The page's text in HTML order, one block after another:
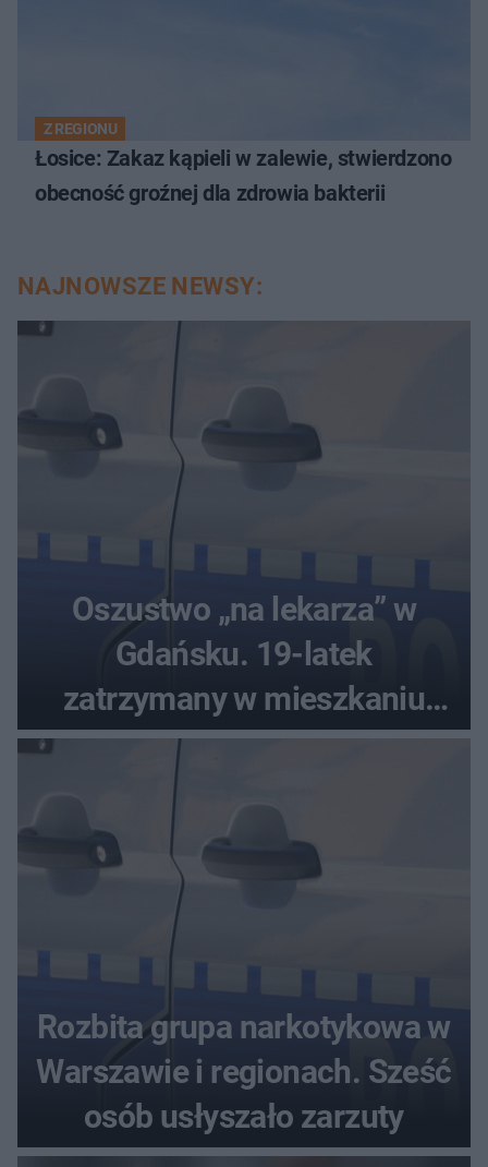
Z REGIONU
Łosice: Zakaz kąpieli w zalewie, stwierdzono
obecność groźnej dla zdrowia bakterii
NAJNOWSZE NEWSY:
Oszustwo „na lekarza” w
Gdańsku. 19-latek
zatrzymany w mieszkaniu
seniora
Rozbita grupa narkotykowa w
Warszawie i regionach. Sześć
osób usłyszało zarzuty